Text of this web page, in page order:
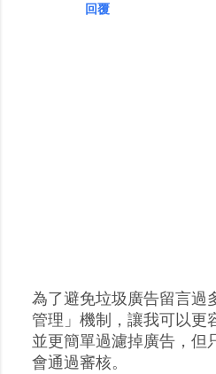
回覆
張
貼
留
為了避免垃圾廣告留言過
管理」機制，讓我可以更
並更簡單過濾掉廣告，但
會通過審核。